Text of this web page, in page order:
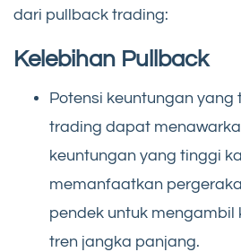
dari pullback trading:
Kelebihan Pullback
Potensi keuntungan yang
trading dapat
keuntungan yang tinggi
memanfaatkan
pendek untuk mengambil
tren jangka panjang.